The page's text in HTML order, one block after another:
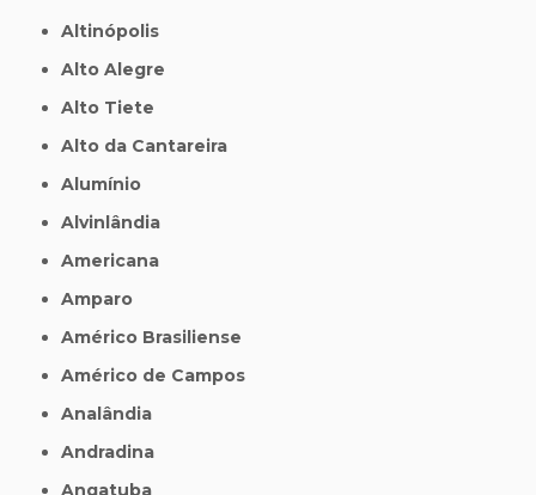
Altinópolis
Alto Alegre
Alto Tiete
Alto da Cantareira
Alumínio
Alvinlândia
Americana
Amparo
Américo Brasiliense
Américo de Campos
Analândia
Andradina
Angatuba